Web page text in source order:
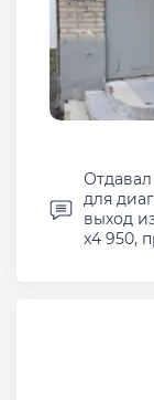
для
выход
x4 950,